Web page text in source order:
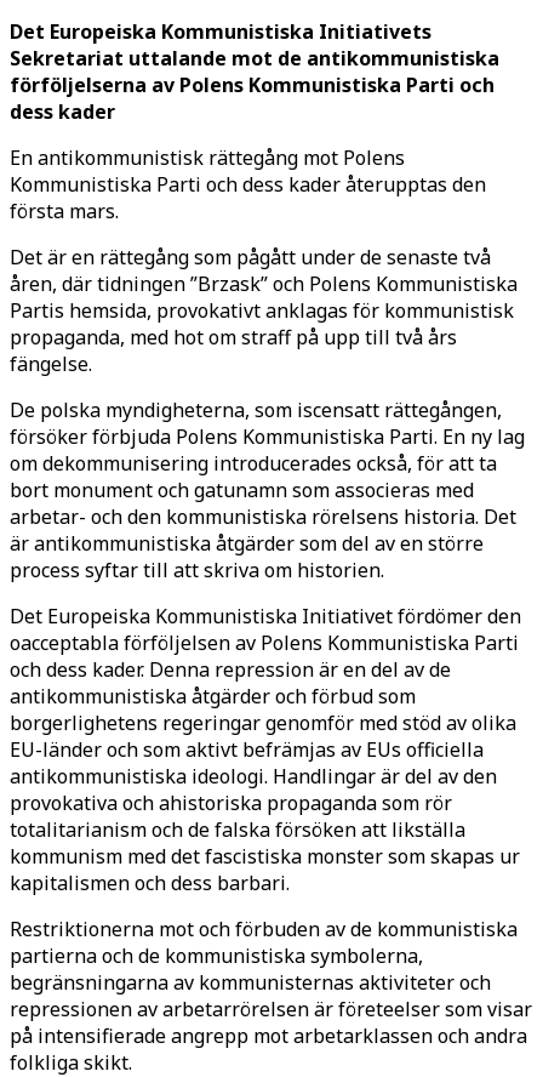
Det Europeiska Kommunistiska Initiativets
Sekretariat uttalande mot de antikommunistiska
förföljelserna av Polens Kommunistiska Parti och
dess kader
En antikommunistisk rättegång mot Polens
Kommunistiska Parti och dess kader återupptas den
första mars.
Det är en rättegång som pågått under de senaste två
åren, där tidningen ”Brzask” och Polens Kommunistiska
Partis hemsida, provokativt anklagas för kommunistisk
propaganda, med hot om straff på upp till två års
fängelse.
De polska myndigheterna, som iscensatt rättegången,
försöker förbjuda Polens Kommunistiska Parti. En ny lag
om dekommunisering introducerades också, för att ta
bort monument och gatunamn som associeras med
arbetar- och den kommunistiska rörelsens historia. Det
är antikommunistiska åtgärder som del av en större
process syftar till att skriva om historien.
Det Europeiska Kommunistiska Initiativet fördömer den
oacceptabla förföljelsen av Polens Kommunistiska Parti
och dess kader. Denna repression är en del av de
antikommunistiska åtgärder och förbud som
borgerlighetens regeringar genomför med stöd av olika
EU-länder och som aktivt befrämjas av EUs officiella
antikommunistiska ideologi. Handlingar är del av den
provokativa och ahistoriska propaganda som rör
totalitarianism och de falska försöken att likställa
kommunism med det fascistiska monster som skapas ur
kapitalismen och dess barbari.
Restriktionerna mot och förbuden av de kommunistiska
partierna och de kommunistiska symbolerna,
begränsningarna av kommunisternas aktiviteter och
repressionen av arbetarrörelsen är företeelser som visar
på intensifierade angrepp mot arbetarklassen och andra
folkliga skikt.